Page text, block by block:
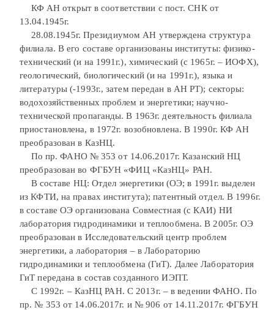
КФ АН открыт в соответствии с пост. СНК от
13.04.1945г.
28.08.1945г. Президиумом АН утверждена структура
филиала. В его составе организованы институты: физико-
технический (и на 1991г.), химический (с 1965г. – ИОФХ),
геологический, биологический (и на 1991г.), языка и
литературы (-1993г., затем передан в АН РТ); секторы:
водохозяйственных проблем и энергетики; научно-
технической пропаганды. В 1963г. деятельность филиала
приостановлена, в 1972г. возобновлена. В 1990г. КФ АН
преобразован в КазНЦ.
По пр. ФАНО № 353 от 14.06.2017г. Казанский НЦ
преобразован во ФГБУН «ФИЦ «КазНЦ» РАН.
В составе НЦ: Отдел энергетики (ОЭ; в 1991г. выделен
из КФТИ, на правах института); патентный отдел. В 1996г.
в составе ОЭ организована Совместная (с КАИ) НИ
лаборатория гидродинамики и теплообмена. В 2005г. ОЭ
преобразован в Исследовательский центр проблем
энергетики, а лаборатория – в Лабораторию
гидродинамики и теплообмена (ГиТ). Далее Лаборатория
ГиТ передана в состав созданного ИЭПТ.
С 1992г. – КазНЦ РАН. С 2013г. – в ведении ФАНО. По
пр. № 353 от 14.06.2017г. и № 906 от 14.11.2017г. ФГБУН